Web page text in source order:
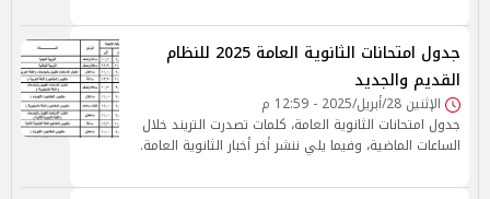
جدول امتحانات الثانوية العامة 2025 للنظام
القديم والجديد
الإثنين 28/أبريل/2025 - 12:59 م
جدول امتحانات الثانوية العامة، كلمات تصدرت التريند خلال
الساعات الماضية، وفيما يلي ننشر أخر أخبار الثانوية العامة.